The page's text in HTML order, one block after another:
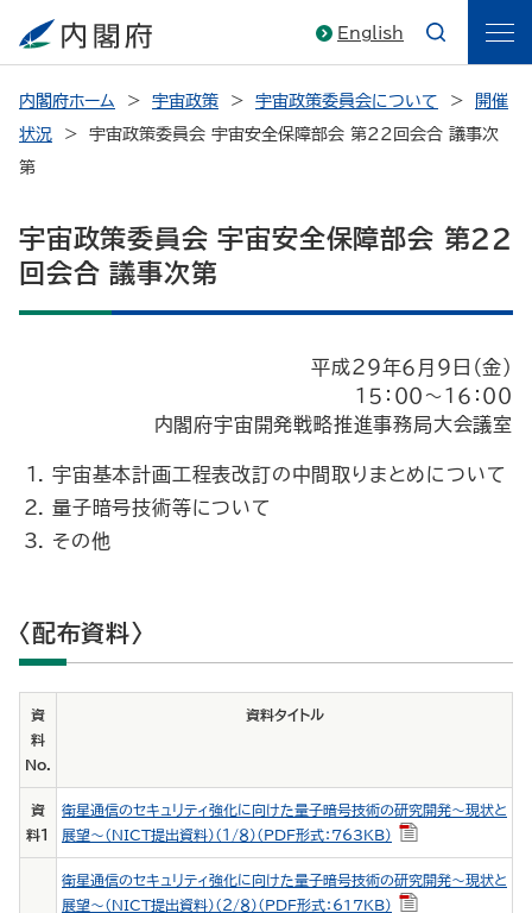
English
内閣府ホーム 宇宙政策 宇宙政策委員会について
開催
状況
宇宙政策委員会 宇宙安全保障部会 第２２回会合 議事次
第
宇宙政策委員会 宇宙安全保障部会 第２２
回会合 議事次第
平成２９年６月９日（金）
１５：００～１６：００
内閣府宇宙開発戦略推進事務局大会議室
宇宙基本計画工程表改訂の中間取りまとめについて
量子暗号技術等について
その他
〈配布資料〉
資
料
No.
資料タイトル
資
料１
衛星通信のセキュリティ強化に向けた量子暗号技術の研究開発～現状と
展望～（NICT提出資料）（１/８）（PDF形式：763KB）
衛星通信のセキュリティ強化に向けた量子暗号技術の研究開発～現状と
展望～（NICT提出資料）（２/８）（PDF形式：617KB）